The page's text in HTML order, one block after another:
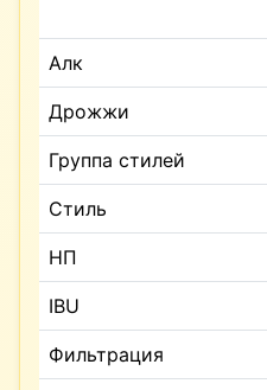
Алк
Дрожжи
Группа стилей
Стиль
НП
IBU
Фильтрация